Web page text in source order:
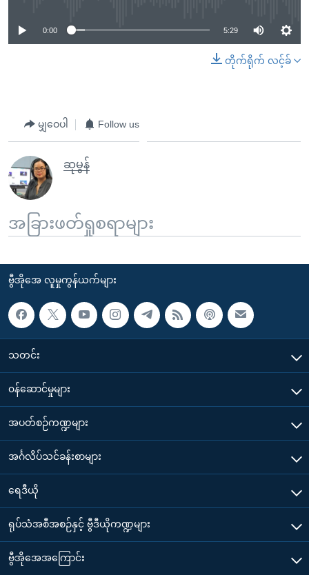
0:00 5:29
တိုက်ရိုက် လင့်ခ်
မျှဝေပါ Follow us
ဆုမွန်
အခြားဖတ်ရှုစရာများ
ဗွီအိုအေ လူမှုကွန်ယက်များ
သတင်း
၀န်ဆောင်မှုများ
အပတ်စဉ်ကဏ္ဍများ
အင်္ဂလိပ်သင်ခန်းစာများ
ရေဒီယို
ရုပ်သံအစီအစဉ်နှင့် ဗွီဒီယိုကဏ္ဍများ
ဗွီအိုအေအကြောင်း